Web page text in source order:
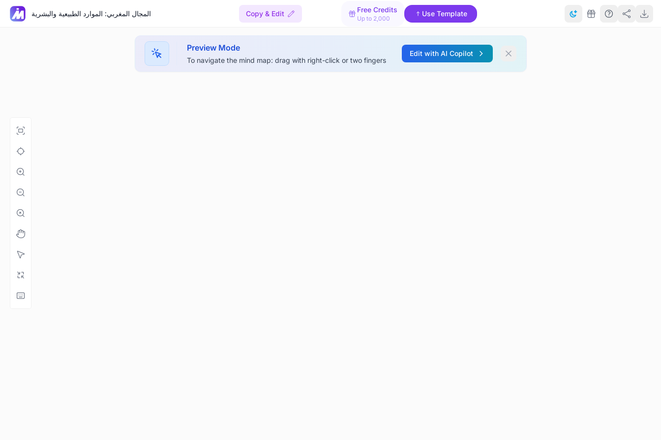
المجال المغربي: الموارد الطبيعية والبشرية Copy & Edit Free Credits
Up to 2,000
Use Template
Preview Mode
To navigate the mind map: drag with right-click or two fingers
Edit with AI Copilot